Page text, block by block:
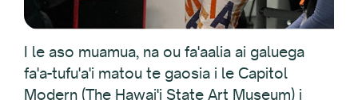
I le aso muamua, na ou fa'aalia ai galuega
fa'a-tufu'a'i matou te gaosia i le Capitol
Modern (The Hawai'i State Art Museum) i